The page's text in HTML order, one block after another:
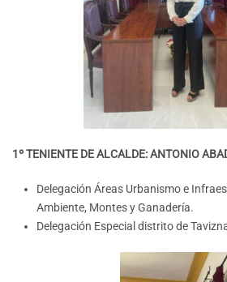
1º TENIENTE DE ALCALDE: ANTONIO
Delegación Áreas Urbanismo e
Ambiente, Montes y Ganadería.
Delegación Especial distrito de